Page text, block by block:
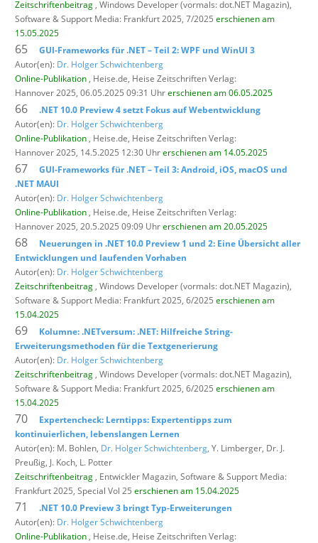
Zeitschriftenbeitrag , Windows Developer (vormals: dot.NET Magazin),
Software & Support Media: Frankfurt 2025, 7/2025 erschienen am
15.05.2025
65
GUI-Frameworks für .NET – Teil 2: WPF und WinUI 3
Autor(en): Dr. Holger Schwichtenberg
Online-Publikation , Heise.de, Heise Zeitschriften Verlag:
Hannover 2025, 06.05.2025 09:31 Uhrerschienen am 06.05.2025
66
.NET 10.0 Preview 4 setzt Fokus auf Webentwicklung
Autor(en): Dr. Holger Schwichtenberg
Online-Publikation , Heise.de, Heise Zeitschriften Verlag:
Hannover 2025, 14.5.2025 12:30 Uhrerschienen am 14.05.2025
67
GUI-Frameworks für .NET – Teil 3: Android, iOS, macOS und
.NET MAUI
Autor(en): Dr. Holger Schwichtenberg
Online-Publikation , Heise.de, Heise Zeitschriften Verlag:
Hannover 2025, 20.5.2025 09:09 Uhrerschienen am 20.05.2025
68
Neuerungen in .NET 10.0 Preview 1 und 2: Eine Übersicht aller
Entwicklungen und laufenden Vorhaben
Autor(en): Dr. Holger Schwichtenberg
Zeitschriftenbeitrag , Windows Developer (vormals: dot.NET Magazin),
Software & Support Media: Frankfurt 2025, 6/2025 erschienen am
15.04.2025
69
Kolumne: .NETversum: .NET: Hilfreiche String-
Erweiterungsmethoden für die Textgenerierung
Autor(en): Dr. Holger Schwichtenberg
Zeitschriftenbeitrag , Windows Developer (vormals: dot.NET Magazin),
Software & Support Media: Frankfurt 2025, 6/2025 erschienen am
15.04.2025
70
Expertencheck: Lerntipps: Expertentipps zum
kontinuierlichen, lebenslangen Lernen
Autor(en): M. Bohlen, Dr. Holger Schwichtenberg, Y. Limberger, Dr. J.
Preußig, J. Koch, L. Potter
Zeitschriftenbeitrag , Entwickler Magazin, Software & Support Media:
Frankfurt 2025, Special Vol 25 erschienen am 15.04.2025
71
.NET 10.0 Preview 3 bringt Typ-Erweiterungen
Autor(en): Dr. Holger Schwichtenberg
Online-Publikation , Heise.de, Heise Zeitschriften Verlag: